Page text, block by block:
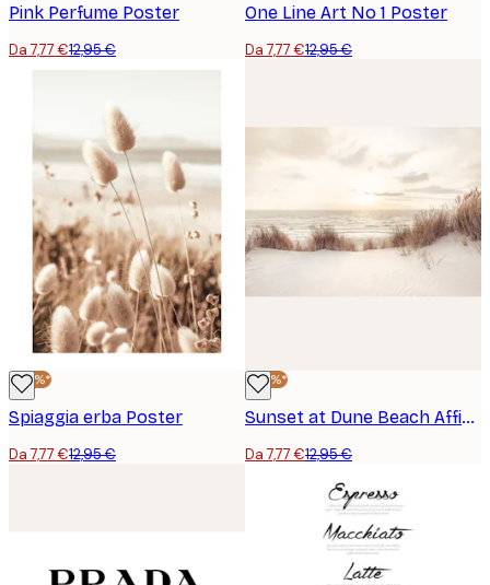
Pink Perfume Poster
Da 7,77 €12,95 €
One Line Art No 1 Poster
Da 7,77 €12,95 €
-40%*
Spiaggia erba Poster
Da 7,77 €12,95 €
-40%*
Sunset at Dune Beach Affiche
Da 7,77 €12,95 €